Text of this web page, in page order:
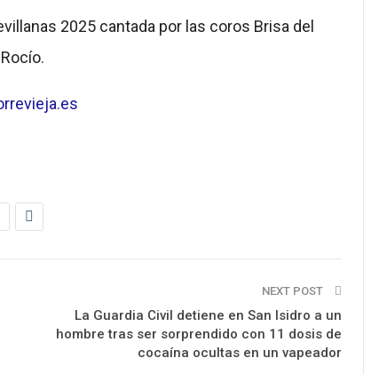
2025 cantada por las coros Brisa del
NEXT POST
La Guardia Civil detiene en San Isidro a un
hombre tras ser sorprendido con 11 dosis de
cocaína ocultas en un vapeador